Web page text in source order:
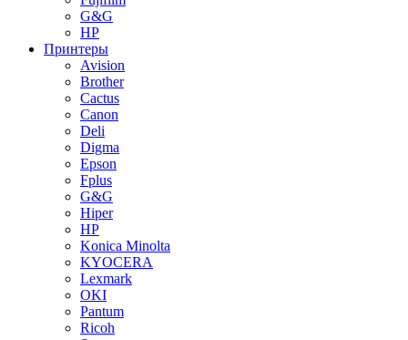
G&G
HP
Принтеры
Avision
Brother
Cactus
Canon
Deli
Digma
Epson
Fplus
G&G
Hiper
HP
Konica Minolta
KYOCERA
Lexmark
OKI
Pantum
Ricoh